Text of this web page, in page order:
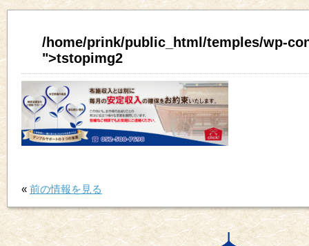
/home/prink/public_html/temples/wp-
">tstopimg2
« 前の情報を見る